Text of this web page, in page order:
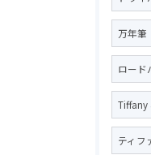
万年筆
ロード
Tiffany
ティフ